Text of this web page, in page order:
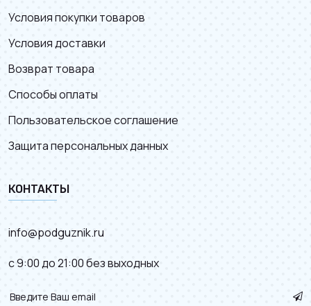
Условия покупки товаров
Условия доставки
Возврат товара
Способы оплаты
Пользовательское соглашение
Защита персональных данных
КОНТАКТЫ
info@podguznik.ru
с 9:00 до 21:00 без выходных